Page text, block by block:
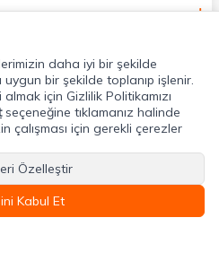
daha iyi bir şekilde
uygun bir şekilde toplanıp işlenir.
için Gizlilik Politikamızı
seçeneğine tıklamanız halinde
çalışması için gerekli çerezler
Özelleştir
Kabul Et